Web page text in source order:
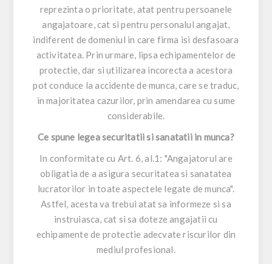
reprezinta o prioritate, atat pentru persoanele
angajatoare, cat si pentru personalul angajat,
indiferent de domeniul in care firma isi desfasoara
activitatea. Prin urmare, lipsa echipamentelor de
protectie, dar si utilizarea incorecta a acestora
pot conduce la accidente de munca, care se traduc,
in majoritatea cazurilor, prin amendarea cu sume
considerabile.
Ce spune legea securitatii si sanatatii in munca?
In conformitate cu Art. 6, al.1: "Angajatorul are
obligatia de a asigura securitatea si sanatatea
lucratorilor in toate aspectele legate de munca".
Astfel, acesta va trebui atat sa informeze si sa
instruiasca, cat si sa doteze angajatii cu
echipamente de protectie adecvate riscurilor din
mediul profesional.